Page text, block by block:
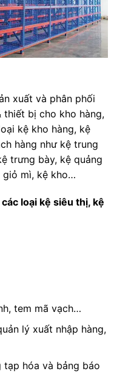
xuất và phân phối
thiết bị cho kho hàng,
kệ kho hàng, kệ
hàng như kệ trung
trưng bày, kệ quảng
giỏ mì, kệ kho…
loại kệ siêu thị, kệ
tem mã vạch…
lý xuất nhập hàng,
tạp hóa và bảng báo